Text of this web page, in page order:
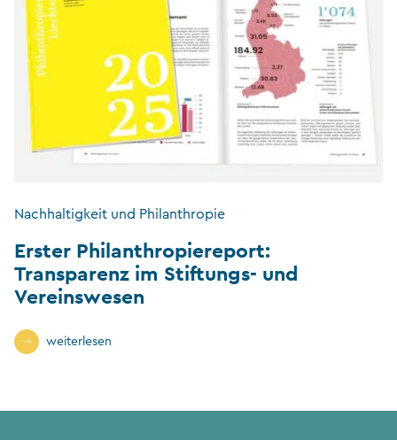
Nachhaltigkeit und Philanthropie
Erster Philanthropiereport:
Transparenz im Stiftungs- und
Vereinswesen
weiterlesen